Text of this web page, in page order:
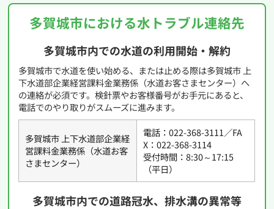
多賀城市における水トラブル連絡先
多賀城市内での水道の利用開始・解約
多賀城市で水道を使い始める、または止める際は多賀城市 上
下水道部企業経営課料金業務係（水道お客さまセンター）へ
の連絡が必須です。検針票やお客様番号がお手元にあると、
電話でのやり取りがスムーズに進みます。
多賀城市 上下水道部企業経
営課料金業務係（水道お客
さまセンター）
電話：022-368-3111／FA
X：022-368-3114
受付時間：8:30～17:15
（平日）
多賀城市内での道路冠水、排水溝の異常等